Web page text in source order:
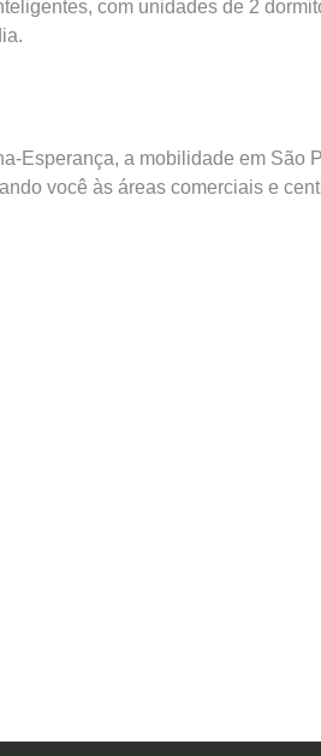
com unidades de 2
Esperança, a mobilidade em São
você às áreas comerciais e